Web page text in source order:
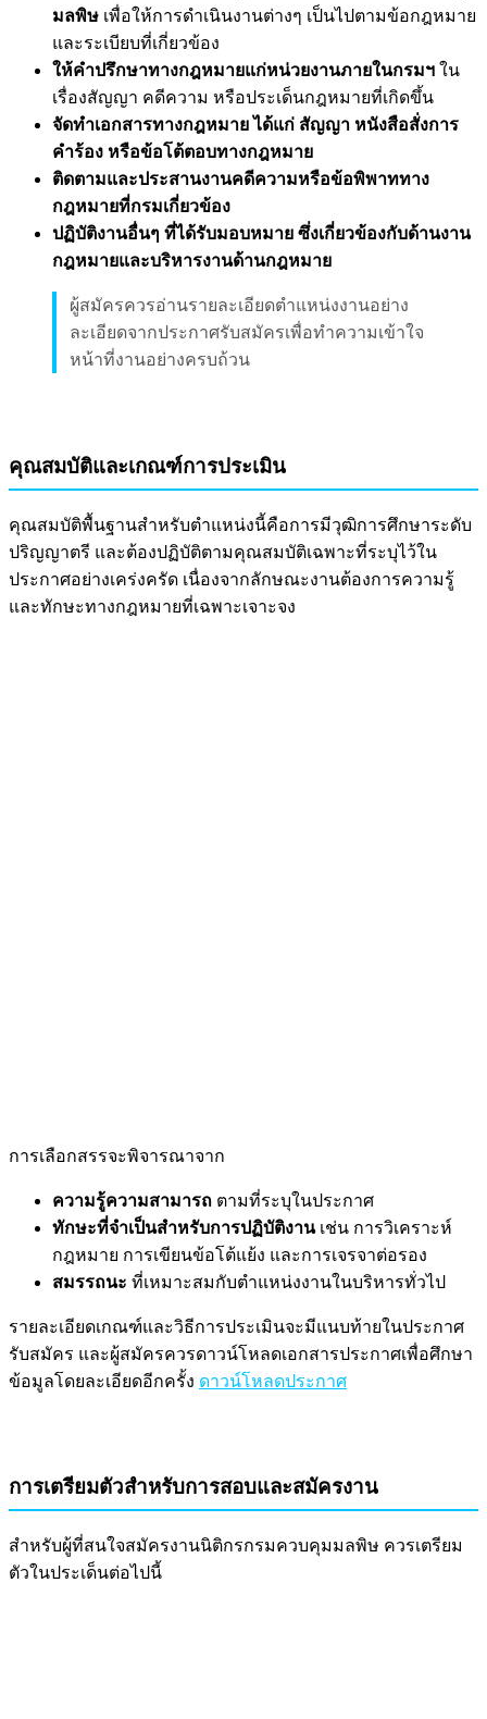
มลพิษ เพื่อให้การดำเนินงานต่างๆ เป็นไปตามข้อกฎหมาย
และระเบียบที่เกี่ยวข้อง
ให้คำปรึกษาทางกฎหมายแก่หน่วยงานภายในกรมฯ ใน
เรื่องสัญญา คดีความ หรือประเด็นกฎหมายที่เกิดขึ้น
จัดทำเอกสารทางกฎหมาย ได้แก่ สัญญา หนังสือสั่งการ
คำร้อง หรือข้อโต้ตอบทางกฎหมาย
ติดตามและประสานงานคดีความหรือข้อพิพาททาง
กฎหมายที่กรมเกี่ยวข้อง
ปฏิบัติงานอื่นๆ ที่ได้รับมอบหมาย ซึ่งเกี่ยวข้องกับด้านงาน
กฎหมายและบริหารงานด้านกฎหมาย
ผู้สมัครควรอ่านรายละเอียดตำแหน่งงานอย่าง
ละเอียดจากประกาศรับสมัครเพื่อทำความเข้าใจ
หน้าที่งานอย่างครบถ้วน
คุณสมบัติและเกณฑ์การประเมิน
คุณสมบัติพื้นฐานสำหรับตำแหน่งนี้คือการมีวุฒิการศึกษาระดับ
ปริญญาตรี และต้องปฏิบัติตามคุณสมบัติเฉพาะที่ระบุไว้ใน
ประกาศอย่างเคร่งครัด เนื่องจากลักษณะงานต้องการความรู้
และทักษะทางกฎหมายที่เฉพาะเจาะจง
การเลือกสรรจะพิจารณาจาก
ความรู้ความสามารถ ตามที่ระบุในประกาศ
ทักษะที่จำเป็นสำหรับการปฏิบัติงานเช่น การวิเคราะห์
กฎหมาย การเขียนข้อโต้แย้ง และการเจรจาต่อรอง
สมรรถนะ ที่เหมาะสมกับตำแหน่งงานในบริหารทั่วไป
รายละเอียดเกณฑ์และวิธีการประเมินจะมีแนบท้ายในประกาศ
รับสมัคร และผู้สมัครควรดาวน์โหลดเอกสารประกาศเพื่อศึกษา
ข้อมูลโดยละเอียดอีกครั้ง ดาวน์โหลดประกาศ
การเตรียมตัวสำหรับการสอบและสมัครงาน
สำหรับผู้ที่สนใจสมัครงานนิติกรกรมควบคุมมลพิษ ควรเตรียม
ตัวในประเด็นต่อไปนี้